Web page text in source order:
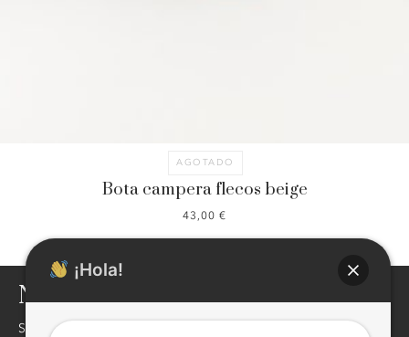
AGOTADO
Bota campera flecos beige
43,00 €
NEWSLETTER
Si quieres enterarte de nuestras novedades,descuentos,eventos
¡Hola!